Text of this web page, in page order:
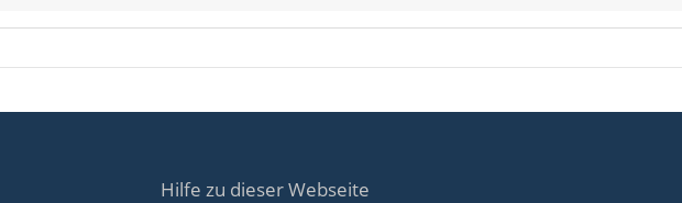
Hilfe zu dieser Webseite